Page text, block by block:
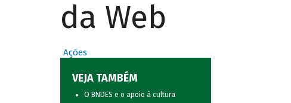
da Web
Ações
VEJA TAMBÉM
O BNDES e o apoio à cultura